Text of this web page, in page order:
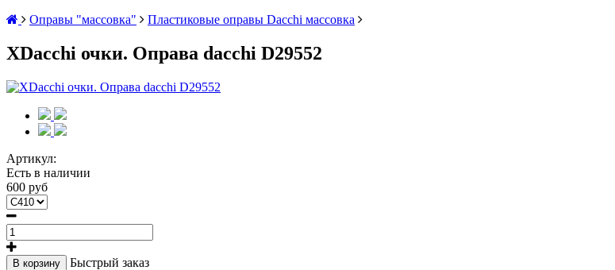
Оправы "массовка"
Пластиковые оправы Dacchi массовка
XDacchi очки. Оправа dacchi D29552
Артикул:
Есть в наличии
600 руб
В корзину
Быстрый заказ